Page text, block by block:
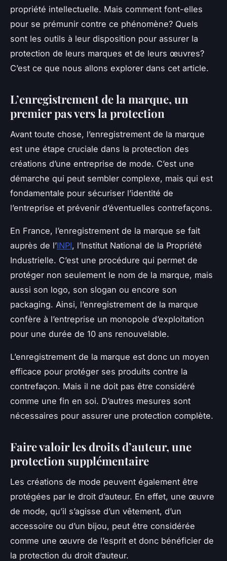
propriété intellectuelle. Mais comment font-elles
pour se prémunir contre ce phénomène? Quels
sont les outils à leur disposition pour assurer la
protection de leurs marques et de leurs œuvres?
C’est ce que nous allons explorer dans cet article.
L’enregistrement de la marque, un
premier pas vers la protection
Avant toute chose, l’enregistrement de la marque
est une étape cruciale dans la protection des
créations d’une entreprise de mode. C’est une
démarche qui peut sembler complexe, mais qui est
fondamentale pour sécuriser l’identité de
l’entreprise et prévenir d’éventuelles contrefaçons.
En France, l’enregistrement de la marque se fait
auprès de l’INPI, l’Institut National de la Propriété
Industrielle. C’est une procédure qui permet de
protéger non seulement le nom de la marque, mais
aussi son logo, son slogan ou encore son
packaging. Ainsi, l’enregistrement de la marque
confère à l’entreprise un monopole d’exploitation
pour une durée de 10 ans renouvelable.
L’enregistrement de la marque est donc un moyen
efficace pour protéger ses produits contre la
contrefaçon. Mais il ne doit pas être considéré
comme une fin en soi. D’autres mesures sont
nécessaires pour assurer une protection complète.
Faire valoir les droits d’auteur, une
protection supplémentaire
Les créations de mode peuvent également être
protégées par le droit d’auteur. En effet, une œuvre
de mode, qu’il s’agisse d’un vêtement, d’un
accessoire ou d’un bijou, peut être considérée
comme une œuvre de l’esprit et donc bénéficier de
la protection du droit d’auteur.